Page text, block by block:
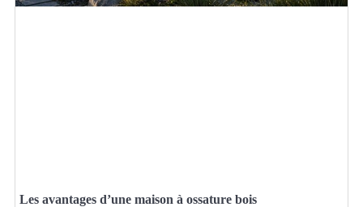
Les avantages d’une maison à ossature bois